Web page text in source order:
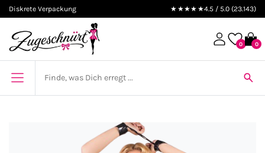
Diskrete Verpackung ★★★★★4.5 / 5.0 (23.143)
0 0